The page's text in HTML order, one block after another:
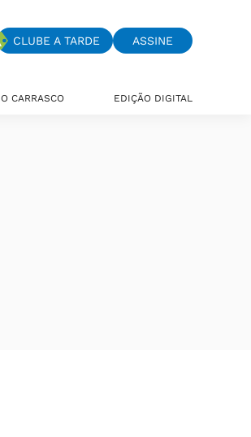
CLUBE A TARDE ASSINE
O CARRASCO EDIÇÃO DIGITAL